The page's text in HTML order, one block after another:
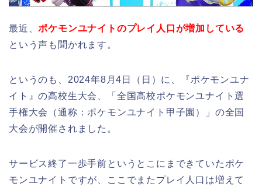
最近、ポケモンユナイトのプレイ人口が増加している
という声も聞かれます。
というのも、2024年8月4日（日）に、『ポケモンユナ
イト』の高校生大会、「全国高校ポケモンユナイト選
手権大会（通称：ポケモンユナイト甲子園）」の全国
大会が開催されました。
サービス終了一歩手前というとこにまできていたポケ
モンユナイトですが、ここでまたプレイ人口は増えて